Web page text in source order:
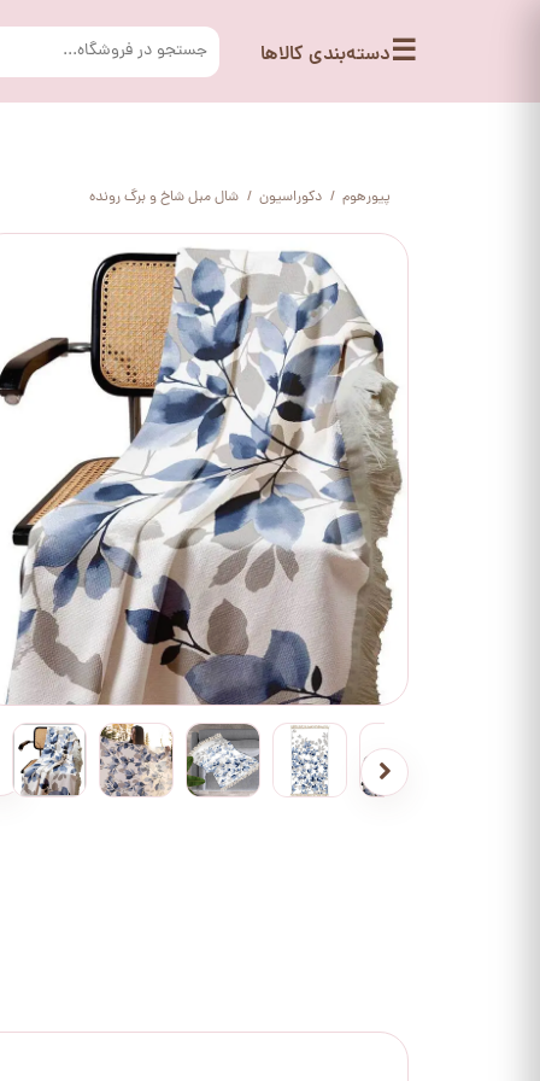
☰دسته‌بندی کالاها
پیورهوم دکوراسیون شال مبل شاخ و برگ رونده